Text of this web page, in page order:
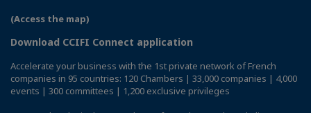
(Access the map)
Download CCIFI Connect application
Accelerate your business with the 1st private network of French
companies in 95 countries: 120 Chambers | 33,000 companies | 4,000
events | 300 committees | 1,200 exclusive privileges